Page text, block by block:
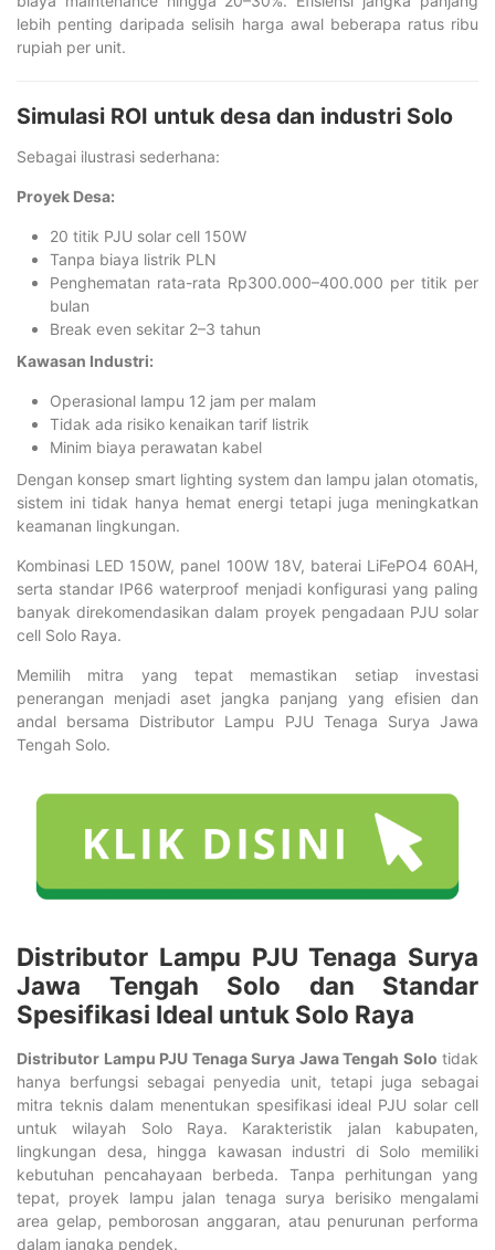
lebih penting daripada selisih harga awal beberapa ratus ribu
rupiah per unit.
Simulasi ROI untuk desa dan industri Solo
Sebagai ilustrasi sederhana:
Proyek Desa:
20 titik PJU solar cell 150W
Tanpa biaya listrik PLN
Penghematan rata-rata Rp300.000–400.000 per titik per
bulan
Break even sekitar 2–3 tahun
Kawasan Industri:
Operasional lampu 12 jam per malam
Tidak ada risiko kenaikan tarif listrik
Minim biaya perawatan kabel
Dengan konsep smart lighting system dan lampu jalan otomatis,
sistem ini tidak hanya hemat energi tetapi juga meningkatkan
keamanan lingkungan.
Kombinasi LED 150W, panel 100W 18V, baterai LiFePO4 60AH,
serta standar IP66 waterproof menjadi konfigurasi yang paling
banyak direkomendasikan dalam proyek pengadaan PJU solar
cell Solo Raya.
Memilih mitra yang tepat memastikan setiap investasi
penerangan menjadi aset jangka panjang yang efisien dan
andal bersama Distributor Lampu PJU Tenaga Surya Jawa
Tengah Solo.
Distributor Lampu PJU Tenaga Surya
Jawa Tengah Solo dan Standar
Spesifikasi Ideal untuk Solo Raya
Distributor Lampu PJU Tenaga Surya Jawa Tengah Solo tidak
hanya berfungsi sebagai penyedia unit, tetapi juga sebagai
mitra teknis dalam menentukan spesifikasi ideal PJU solar cell
untuk wilayah Solo Raya. Karakteristik jalan kabupaten,
lingkungan desa, hingga kawasan industri di Solo memiliki
kebutuhan pencahayaan berbeda. Tanpa perhitungan yang
tepat, proyek lampu jalan tenaga surya berisiko mengalami
area gelap, pemborosan anggaran, atau penurunan performa
dalam jangka pendek.